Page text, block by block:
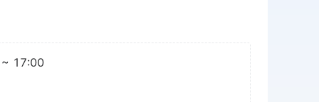
17:00